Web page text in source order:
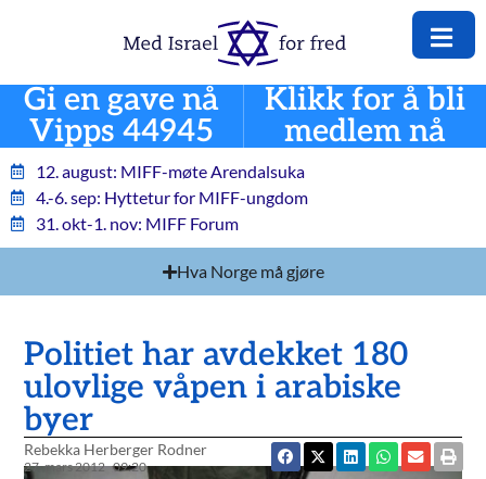
Gi en gave nå
Vipps 44945
Klikk for å bli
medlem nå
12. august: MIFF-møte Arendalsuka
4.-6. sep: Hyttetur for MIFF-ungdom
31. okt-1. nov: MIFF Forum
Hva Norge må gjøre
Politiet har avdekket 180
ulovlige våpen i arabiske
byer
Rebekka Herberger Rodner
27. mars 2012 09:20